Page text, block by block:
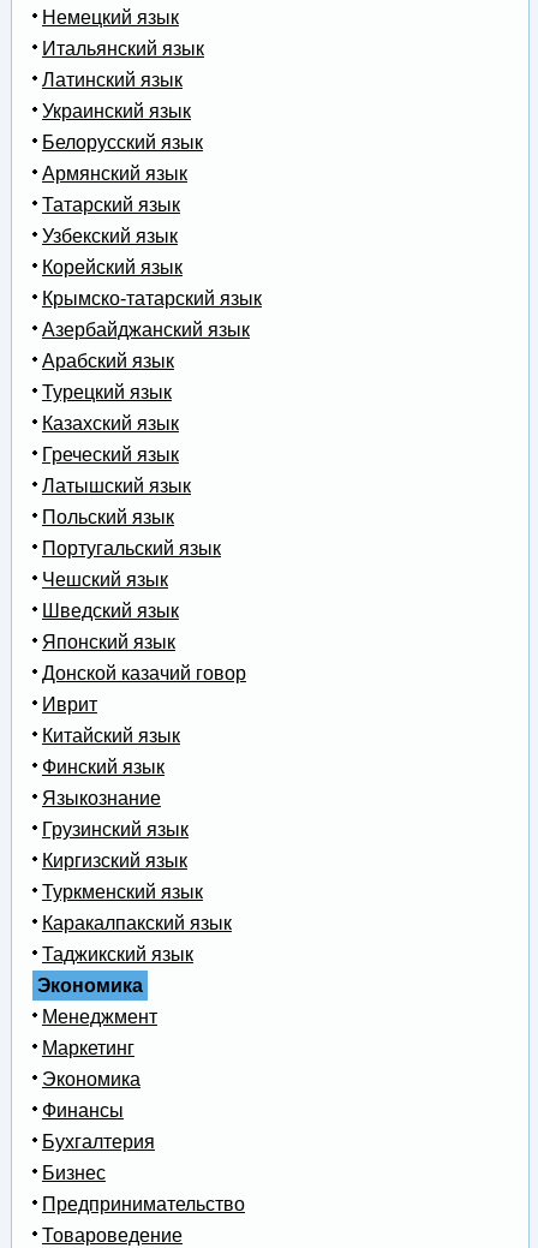
Немецкий язык
Итальянский язык
Латинский язык
Украинский язык
Белорусский язык
Армянский язык
Татарский язык
Узбекский язык
Корейский язык
Крымско-татарский язык
Азербайджанский язык
Арабский язык
Турецкий язык
Казахский язык
Греческий язык
Латышский язык
Польский язык
Португальский язык
Чешский язык
Шведский язык
Японский язык
Донской казачий говор
Иврит
Китайский язык
Финский язык
Языкознание
Грузинский язык
Киргизский язык
Туркменский язык
Каракалпакский язык
Таджикский язык
Экономика
Менеджмент
Маркетинг
Экономика
Финансы
Бухгалтерия
Бизнес
Предпринимательство
Товароведение